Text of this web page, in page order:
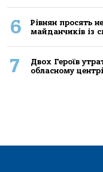
6
Рівнян просять
майданчиків із
7
Двох Героїв
обласному